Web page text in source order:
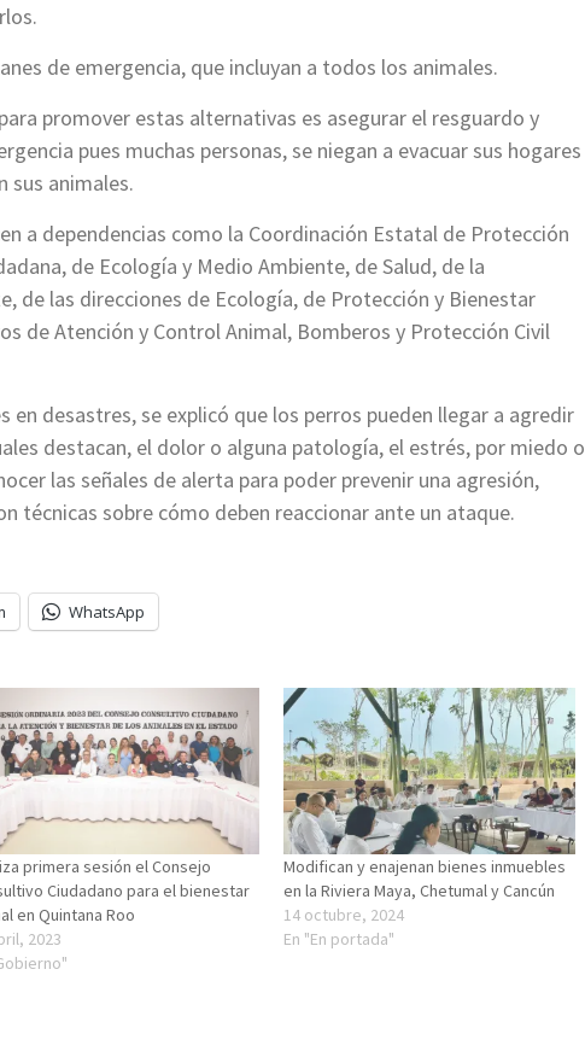
de emergencia, que incluyan a todos los animales.
promover estas alternativas es asegurar el resguardo y
pues muchas personas, se niegan a evacuar sus hogares
sus animales.
a dependencias como la Coordinación Estatal de Protección
de Ecología y Medio Ambiente, de Salud, de la
de las direcciones de Ecología, de Protección y Bienestar
de Atención y Control Animal, Bomberos y Protección Civil
en desastres, se explicó que los perros pueden llegar a agredir
destacan, el dolor o alguna patología, el estrés, por miedo o
las señales de alerta para poder prevenir una agresión,
técnicas sobre cómo deben reaccionar ante un ataque.
WhatsApp
primera sesión el Consejo
Ciudadano para el bienestar
en Quintana Roo
2023
Modifican y enajenan bienes inmuebles
en la Riviera Maya, Chetumal y Cancún
14 octubre, 2024
En "En portada"